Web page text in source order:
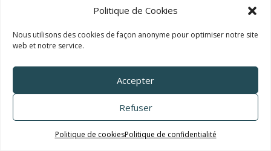
Politique de Cookies
Nous utilisons des cookies de façon anonyme pour optimiser notre site
web et notre service.
Accepter
Refuser
Politique de cookiesPolitique de confidentialité